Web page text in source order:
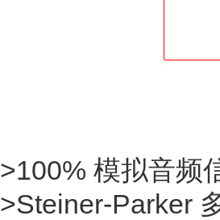
>100% 模拟音频
>Steiner-Parker